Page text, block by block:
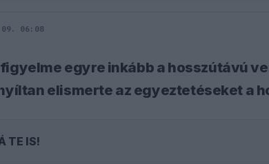
06:08
egyre inkább a hosszútávú
elismerte az egyeztetéseket a
TE IS!